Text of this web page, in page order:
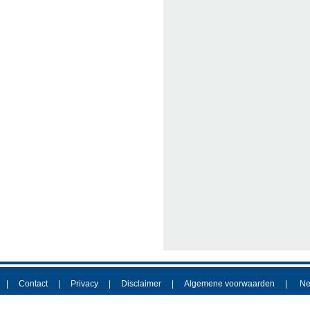
Contact Privacy Disclaimer Algemene voorwaarden